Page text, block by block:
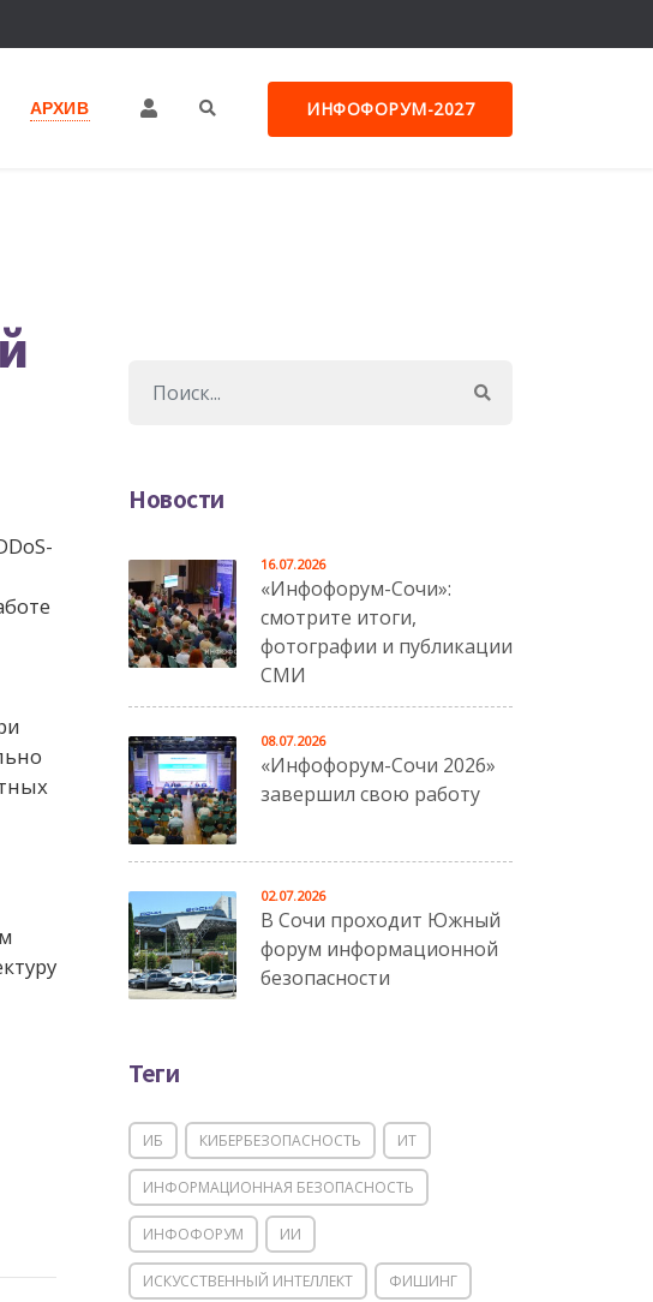
АРХИВ ИНФОФОРУМ-2027
Новости
«Инфофорум-Сочи»:
смотрите итоги,
фотографии и публикации
СМИ
16.07.2026
«Инфофорум-Сочи 2026»
завершил свою работу
08.07.2026
В Сочи проходит Южный
форум информационной
безопасности
02.07.2026
Теги
ИБ КИБЕРБЕЗОПАСНОСТЬ ИТ
ИНФОРМАЦИОННАЯ БЕЗОПАСНОСТЬ
ИНФОФОРУМ ИИ
ИСКУССТВЕННЫЙ ИНТЕЛЛЕКТ ФИШИНГ